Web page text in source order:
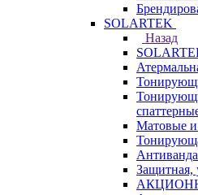
SOLARTEK
Назад
Матовые и
Защитная,